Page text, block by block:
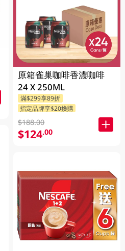
原箱雀巢咖啡香濃咖啡
24 X 250ML
滿$299享89折
指定品牌享$20換購
$188.00
$124.00